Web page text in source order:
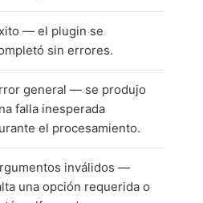
— el plugin se
sin errores.
general — se produjo
falla inesperada
el procesamiento.
inválidos —
una opción requerida o